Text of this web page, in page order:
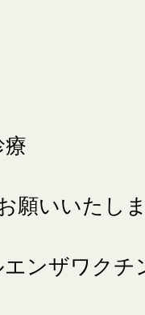
願いいたし
ンザワクチ